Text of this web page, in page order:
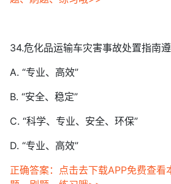
34.危化品运输车灾害事故处置指南
A. “专业、高效”
B. “安全、稳定”
C. “科学、专业、安全、环保”
D. “专业、高效”
正确答案：点击去下载APP免费查看